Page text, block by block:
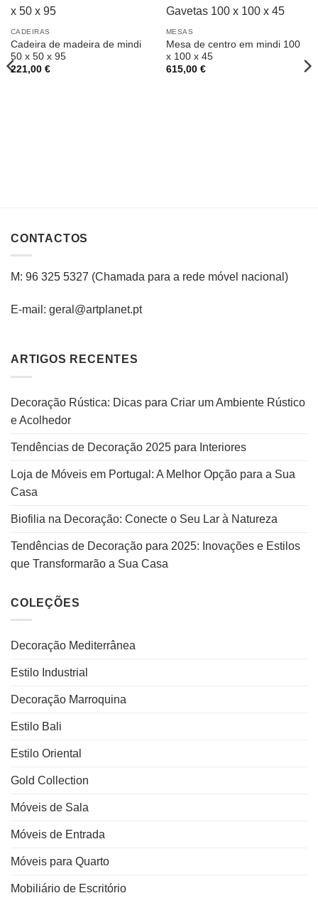
CADEIRAS
Cadeira de madeira de mindi
50 x 50 x 95
221,00 €
MESAS
Mesa de centro em mindi 100
x 100 x 45
615,00 €
CONTACTOS
M: 96 325 5327 (Chamada para a rede móvel nacional )
E-mail: geral@artplanet.pt
ARTIGOS RECENTES
Decoração Rústica: Dicas para Criar um Ambiente Rústico
e Acolhedor
Tendências de Decoração 2025 para Interiores
Loja de Móveis em Portugal: A Melhor Opção para a Sua
Casa
Biofilia na Decoração: Conecte o Seu Lar à Natureza
Tendências de Decoração para 2025: Inovações e Estilos
que Transformarão a Sua Casa
COLEÇÕES
Decoração Mediterrânea
Estilo Industrial
Decoração Marroquina
Estilo Bali
Estilo Oriental
Gold Collection
Móveis de Sala
Móveis de Entrada
Móveis para Quarto
Mobiliário de Escritório